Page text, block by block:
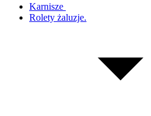
Karnisze
Rolety żaluzje.